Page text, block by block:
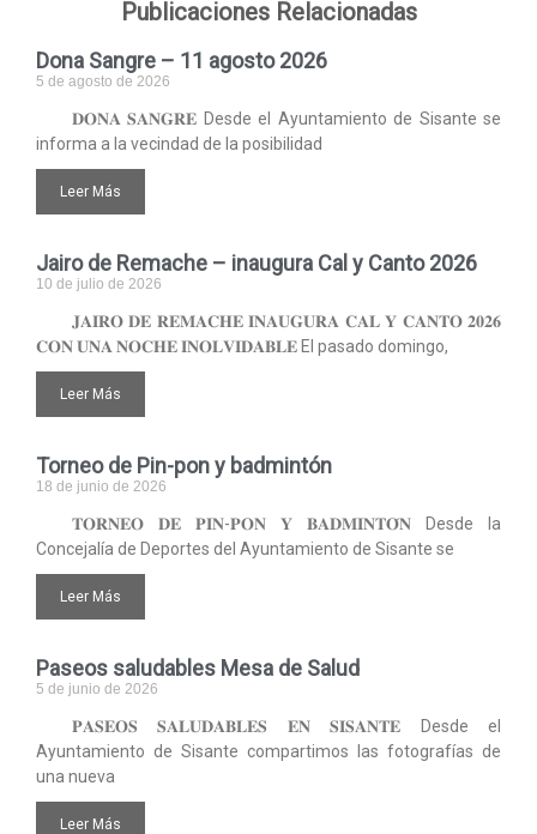
Publicaciones Relacionadas
Dona Sangre – 11 agosto 2026
5 de agosto de 2026
𝐃𝐎𝐍𝐀 𝐒𝐀𝐍𝐆𝐑𝐄 Desde el Ayuntamiento de Sisante se
informa a la vecindad de la posibilidad
Leer Más
Jairo de Remache – inaugura Cal y Canto 2026
10 de julio de 2026
𝐉𝐀𝐈𝐑𝐎 𝐃𝐄 𝐑𝐄𝐌𝐀𝐂𝐇𝐄 𝐈𝐍𝐀𝐔𝐆𝐔𝐑𝐀 𝐂𝐀𝐋 𝐘 𝐂𝐀𝐍𝐓𝐎 𝟐𝟎𝟐𝟔
𝐂𝐎𝐍 𝐔𝐍𝐀 𝐍𝐎𝐂𝐇𝐄 𝐈𝐍𝐎𝐋𝐕𝐈𝐃𝐀𝐁𝐋𝐄 El pasado domingo,
Leer Más
Torneo de Pin-pon y badmintón
18 de junio de 2026
𝐓𝐎𝐑𝐍𝐄𝐎 𝐃𝐄 𝐏𝐈𝐍-𝐏𝐎𝐍 𝐘 𝐁𝐀𝐃𝐌𝐈𝐍𝐓𝐎́𝐍 Desde la
Concejalía de Deportes del Ayuntamiento de Sisante se
Leer Más
Paseos saludables Mesa de Salud
5 de junio de 2026
𝐏𝐀𝐒𝐄𝐎𝐒 𝐒𝐀𝐋𝐔𝐃𝐀𝐁𝐋𝐄𝐒 𝐄𝐍 𝐒𝐈𝐒𝐀𝐍𝐓𝐄 Desde el
Ayuntamiento de Sisante compartimos las fotografías de
una nueva
Leer Más